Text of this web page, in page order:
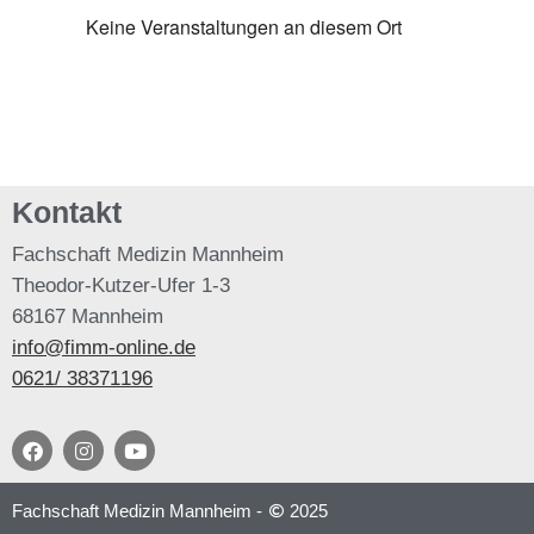
Keine Veranstaltungen an diesem Ort
Kontakt
Fachschaft Medizin Mannheim
Theodor-Kutzer-Ufer 1-3
68167 Mannheim
info@fimm-online.de
0621/ 38371196
Fachschaft Medizin Mannheim - 2025